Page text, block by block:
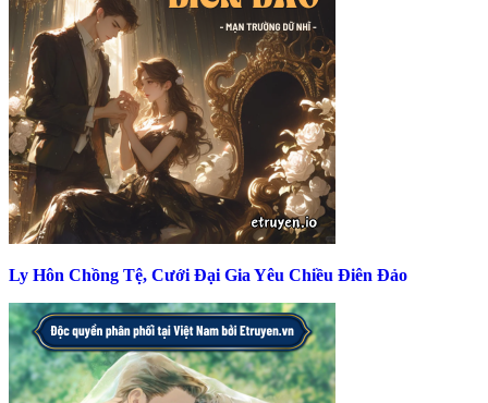
Ly Hôn Chồng Tệ, Cưới Đại Gia Yêu Chiều Điên Đảo